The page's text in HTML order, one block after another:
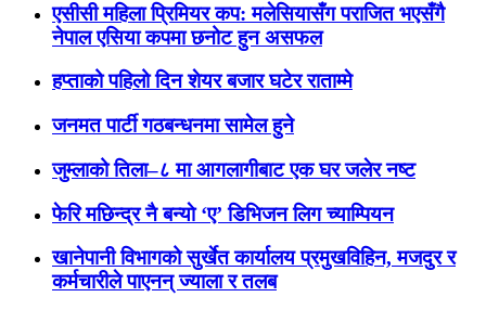
एसीसी महिला प्रिमियर कप: मलेसियासँग पराजित भएसँगै
नेपाल एसिया कपमा छनोट हुन असफल
हप्ताको पहिलो दिन शेयर बजार घटेर राताम्मे
जनमत पार्टी गठबन्धनमा सामेल हुने
जुम्लाको तिला–८ मा आगलागीबाट एक घर जलेर नष्ट
फेरि मछिन्द्र नै बन्याे ‘ए’ डिभिजन लिग च्याम्पियन
खानेपानी विभागको सुर्खेत कार्यालय प्रमुखविहिन, मजदुर र
कर्मचारीले पाएनन् ज्याला र तलब